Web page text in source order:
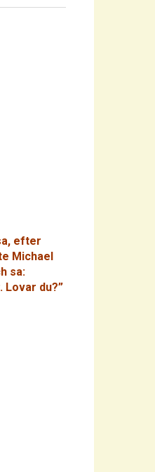
efter
Michael
sa:
Lovar du?”